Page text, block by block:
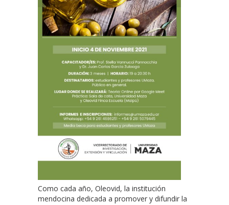
Como cada año, Oleovid, la institución
mendocina dedicada a promover y difundir la